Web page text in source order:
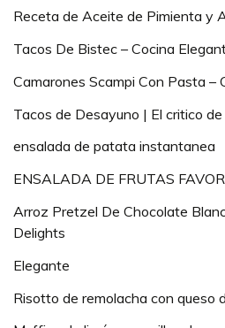
Receta de Aceite de Pimienta y
Tacos De Bistec – Cocina
Camarones Scampi Con Pasta –
Tacos de Desayuno | El critico
ensalada de patata instantanea
ENSALADA DE FRUTAS
Arroz Pretzel De Chocolate
Delights
Elegante
Risotto de remolacha con queso